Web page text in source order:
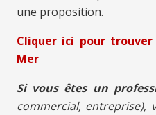
une proposition.
Cliquer ici pour trouver
Mer
Si vous êtes un
commercial, entreprise),